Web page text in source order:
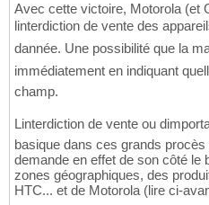
Avec cette victoire, Motorola (et
linterdiction de vente des
dannée. Une possibilité que la
immédiatement en indiquant
champ.
Linterdiction de vente ou
basique dans ces grands
demande en effet de son côté le
zones géographiques, des
HTC... et de Motorola (lire ci-